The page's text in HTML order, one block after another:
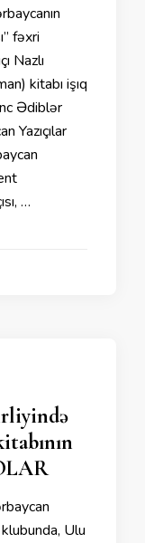
fəxri
Nazlı
kitabı işıq
Ədiblər
Yazıçılar
…
Ulu